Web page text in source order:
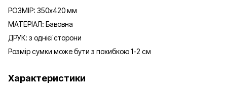
РОЗМІР: 350х420 мм
МАТЕРІАЛ: Бавовна
ДРУК: з однієї сторони
Розмір сумки може бути з похибкою 1-2 см
Характеристики